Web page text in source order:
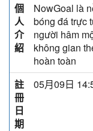
個
人
介
紹
NowGoal là
bóng đá trực
người hâm
không gian
hoàn toàn
註
冊
日
期
05月09日